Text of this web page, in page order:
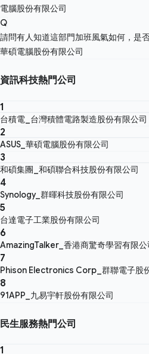
電腦股份有限公司
Q
請問有人知道這部門加班風氣如何，是
華碩電腦股份有限公司
資訊科技熱門公司
1
台積電_台灣積體電路製造股份有限公司
2
ASUS_華碩電腦股份有限公司
3
和碩集團_和碩聯合科技股份有限公司
4
Synology_群暉科技股份有限公司
5
台達電子工業股份有限公司
6
AmazingTalker_香港商驚奇學習有限公
7
Phison Electronics Corp_群聯電子股
8
91APP_九易宇軒股份有限公司
民生服務熱門公司
1